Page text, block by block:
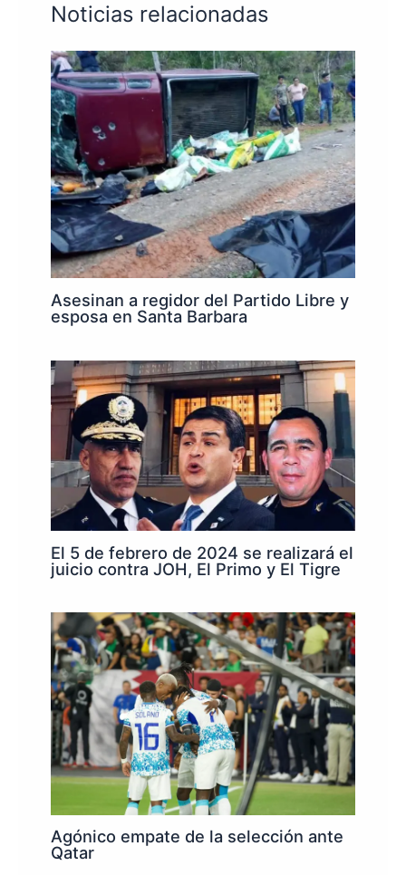
Noticias relacionadas
Asesinan a regidor del Partido Libre y
esposa en Santa Barbara
El 5 de febrero de 2024 se realizará el
juicio contra JOH, El Primo y El Tigre
Agónico empate de la selección ante
Qatar